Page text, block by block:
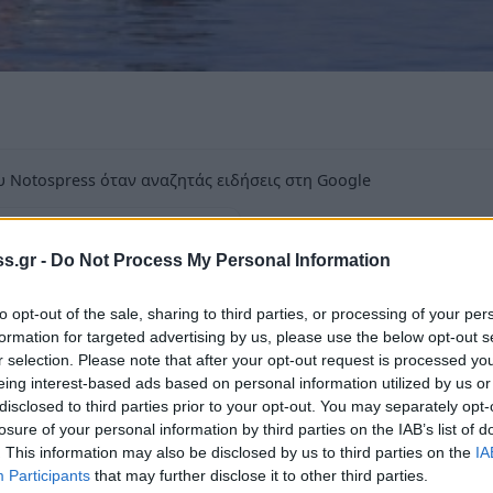
- Do Not Process My Personal Information
opt-out of the sale, sharing to third parties, or processing of your
for targeted advertising by us, please use the below opt-out
selection. Please note that after your opt-out request is processed
interest-based ads based on personal information utilized by us
to third parties prior to your opt-out. You may separately
of your personal information by third parties on the IAB’s list of
This information may also be disclosed by us to third parties on the
Participants that may further disclose it to other third parties.
όταν αναζητάς ειδήσεις στη Google
ως προτιμώμενη πηγή
61 μεταναστών και προσφύγων που
στη θαλάσσια περιοχή νοτιοδυτικά της